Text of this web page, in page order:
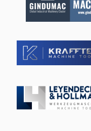
robô, fuso
Considere a
Equipamento
retificação ELBARON
todos os diâmetros
sobresselente /
Benefícios técnicos
funcionamento:
condições / fuso